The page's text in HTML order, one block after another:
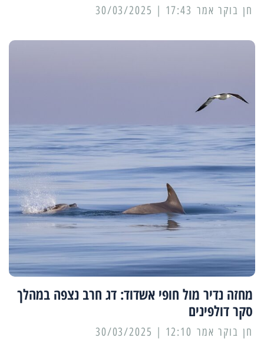
17:43 | 30/03/2025
מחזה נדיר מול חופי אשדוד: דג חרב נצפה במהלך
סקר דולפינים
12:10 | 30/03/2025